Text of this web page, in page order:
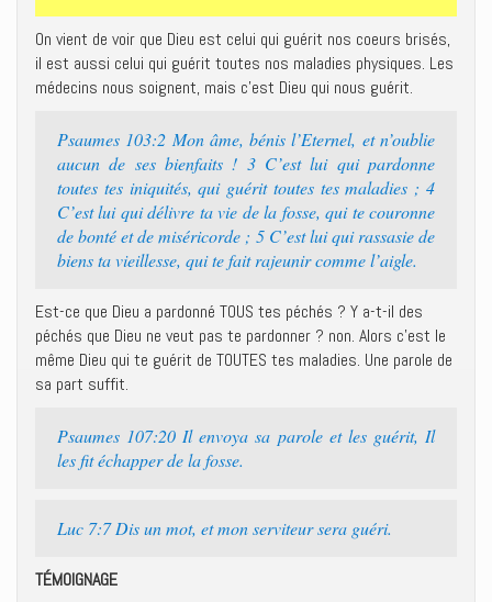
On vient de voir que Dieu est celui qui guérit nos coeurs brisés,
il est aussi celui qui guérit toutes nos maladies physiques. Les
médecins nous soignent, mais c’est Dieu qui nous guérit.
Psaumes 103:2 Mon âme, bénis l’Eternel, et n’oublie
aucun de ses bienfaits ! 3 C’est lui qui pardonne
toutes tes iniquités, qui guérit toutes tes maladies ; 4
C’est lui qui délivre ta vie de la fosse, qui te couronne
de bonté et de miséricorde ; 5 C’est lui qui rassasie de
biens ta vieillesse, qui te fait rajeunir comme l’aigle.
Est-ce que Dieu a pardonné TOUS tes péchés ? Y a-t-il des
péchés que Dieu ne veut pas te pardonner ? non. Alors c’est le
même Dieu qui te guérit de TOUTES tes maladies. Une parole de
sa part suffit.
Psaumes 107:20 Il envoya sa parole et les guérit, Il
les fit échapper de la fosse.
Luc 7:7 Dis un mot, et mon serviteur sera guéri.
TÉMOIGNAGE